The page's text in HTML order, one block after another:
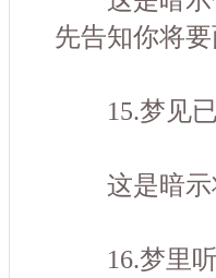
先告知你将要
15.梦见已
这是暗示
16.梦里听